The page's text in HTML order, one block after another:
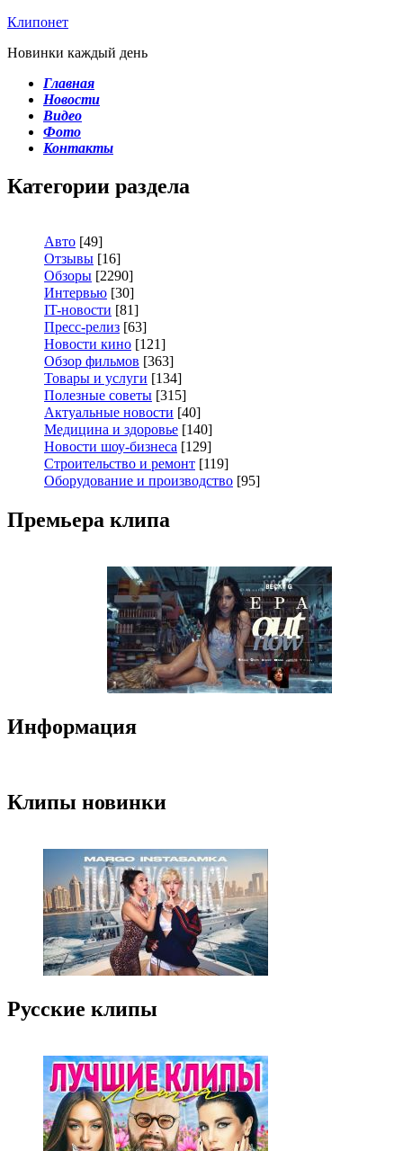
Клипонет
Новинки каждый день
Главная
Новости
Видео
Фото
Контакты
Категории раздела
Авто [49]
Отзывы [16]
Обзоры [2290]
Интервью [30]
IT-новости [81]
Пресс-релиз [63]
Новости кино [121]
Обзор фильмов [363]
Товары и услуги [134]
Полезные советы [315]
Актуальные новости [40]
Медицина и здоровье [140]
Новости шоу-бизнеса [129]
Строительство и ремонт [119]
Оборудование и производство [95]
Премьера клипа
Информация
Клипы новинки
Русские клипы